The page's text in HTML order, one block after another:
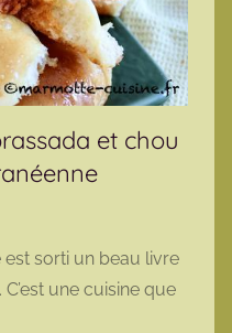
et chou
est sorti un beau livre
une cuisine que